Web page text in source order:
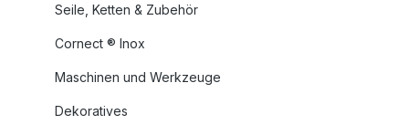
Seile, Ketten & Zubehör
Cornect ® Inox
Maschinen und Werkzeuge
Dekoratives